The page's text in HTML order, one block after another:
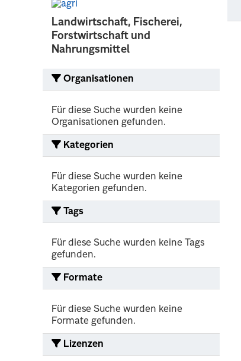
Landwirtschaft, Fischerei,
Forstwirtschaft und
Nahrungsmittel
Organisationen
Für diese Suche wurden keine
Organisationen gefunden.
Kategorien
Für diese Suche wurden keine
Kategorien gefunden.
Tags
Für diese Suche wurden keine Tags
gefunden.
Formate
Für diese Suche wurden keine
Formate gefunden.
Lizenzen